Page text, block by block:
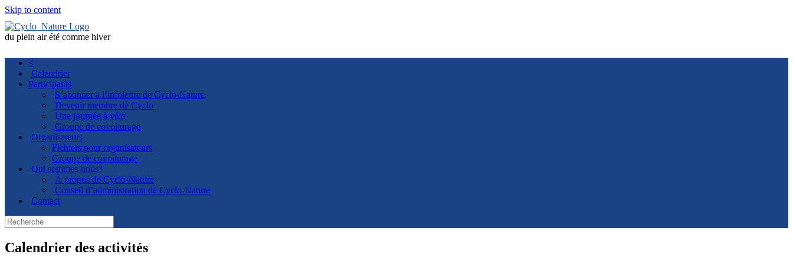
Skip to content
du plein air été comme hiver
<
Calendrier
Participants
S’abonner à l’infolettre de Cyclo-Nature
Devenir membre de Cyclo
Une journée à vélo
Groupe de covoiturage
Organisateurs
Fichiers pour organisateurs
Groupe de covoiturage
Qui sommes-nous?
À propos de Cyclo-Nature
Conseil d’administration de Cyclo-Nature
Contact
Calendrier des activités